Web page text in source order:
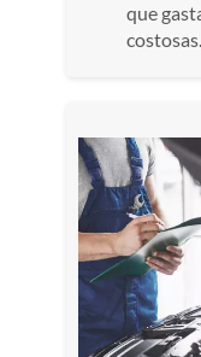
que
costosas.